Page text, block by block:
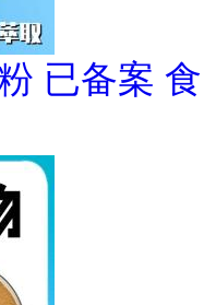
已备案 食